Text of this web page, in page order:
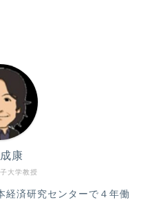
大学教授
康
経済研究センターで４年働